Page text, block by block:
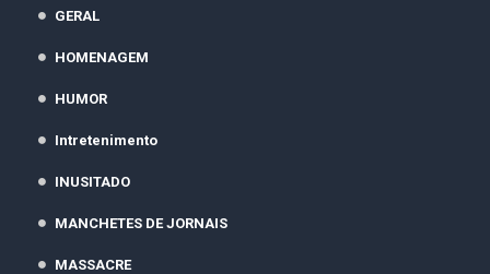
GERAL
HOMENAGEM
HUMOR
Intretenimento
INUSITADO
MANCHETES DE JORNAIS
MASSACRE